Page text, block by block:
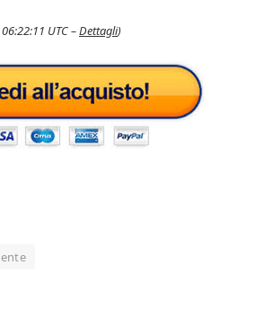
UTC –Dettagli)